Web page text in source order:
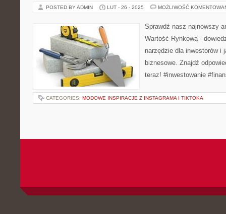
POSTED BY ADMIN LUT - 26 - 2025 MOŻLIWOŚĆ
Sprawdź nasz najnowszy
Wartość Rynkową -
narzędzie dla inwestorów i
biznesowe. Znajdź
teraz! #inwestowanie
CATEGORIES: MODOWE INSPIRACJE Z INSTAGRAMA I TIKTOKA